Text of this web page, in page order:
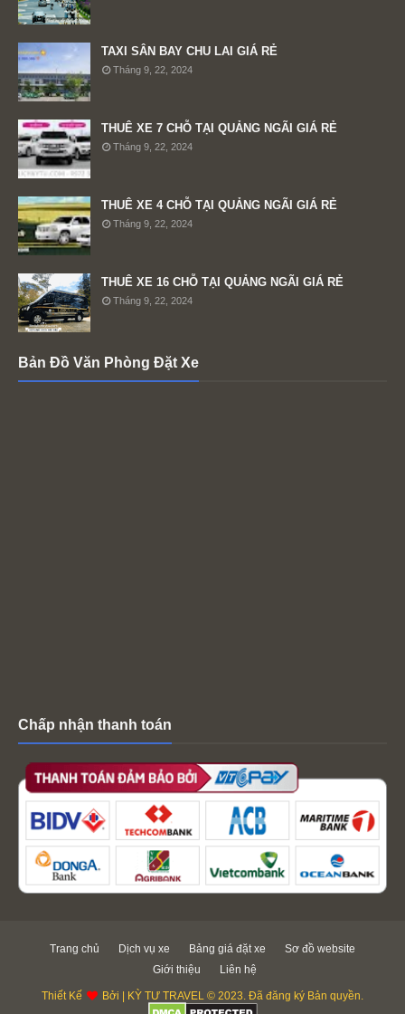
TAXI SÂN BAY CHU LAI GIÁ RẺ
Tháng 9, 22, 2024
THUÊ XE 7 CHỖ TẠI QUẢNG NGÃI GIÁ RẺ
Tháng 9, 22, 2024
THUÊ XE 4 CHỖ TẠI QUẢNG NGÃI GIÁ RẺ
Tháng 9, 22, 2024
THUÊ XE 16 CHỖ TẠI QUẢNG NGÃI GIÁ RẺ
Tháng 9, 22, 2024
Bản Đồ Văn Phòng Đặt Xe
Chấp nhận thanh toán
Trang chủ Dịch vụ xe Bảng giá đặt xe
Sơ đồ website
Giới thiệu
Liên hệ
Thiết Kế Bởi | KỲ TƯ TRAVEL © 2023. Đã đăng ký Bản quyền.